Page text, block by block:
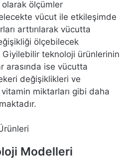
olarak ölçümler
vücut ile etkileşimde
arttırılarak vücutta
ölçebilecek
Giyilebilir teknoloji ürünlerinin
arasında ise vücutta
değişiklikleri ve
miktarları gibi daha
Modelleri